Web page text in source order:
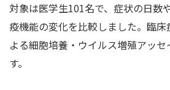
対象は医学生101名で、症状の日数
疫機能の変化を比較しました。臨
よる細胞培養・ウイルス増殖アッ
す。